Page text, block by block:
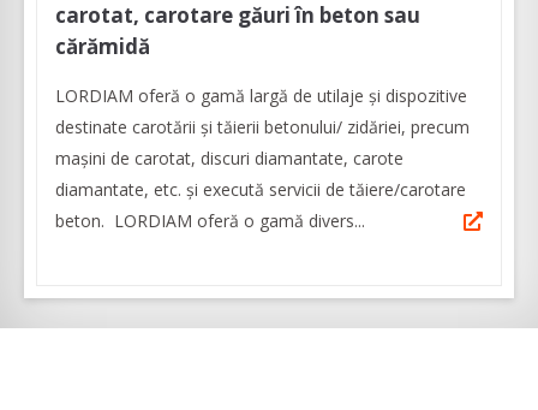
carotat, carotare găuri în beton sau
cărămidă
LORDIAM oferă o gamă largă de utilaje și dispozitive
destinate carotării și tăierii betonului/ zidăriei, precum
mașini de carotat, discuri diamantate, carote
diamantate, etc. și execută servicii de tăiere/carotare
beton. LORDIAM oferă o gamă divers...